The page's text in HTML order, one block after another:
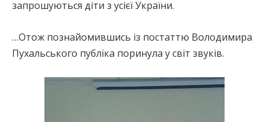
запрошуються діти з усієї України.
…Отож познайомившись із постаттю Володимира
Пухальського публіка поринула у світ звуків.